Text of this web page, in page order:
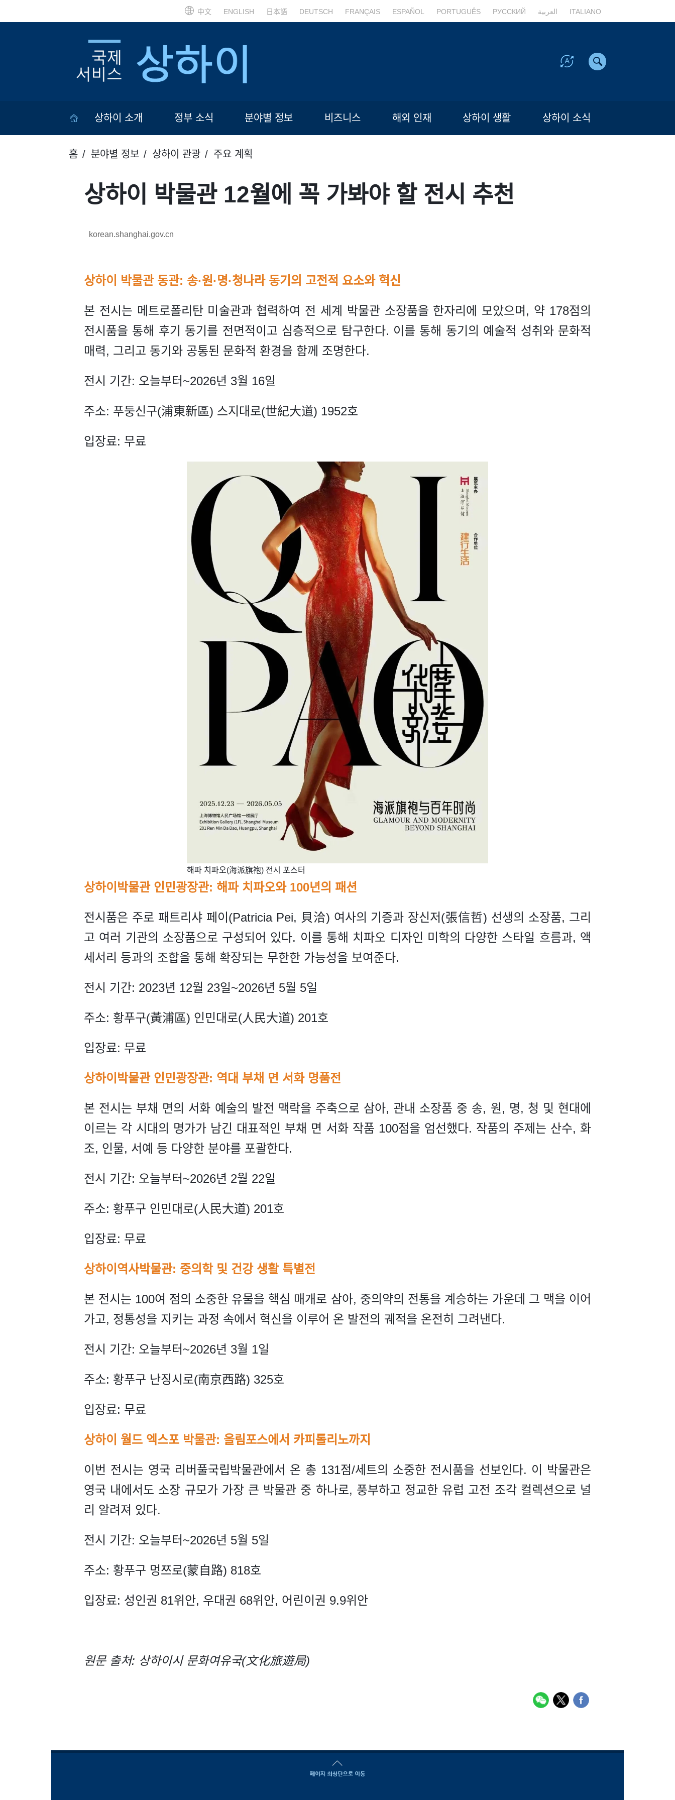
中文 ENGLISH 日本語 DEUTSCH FRANÇAIS ESPAÑOL PORTUGUÊS РУССКИЙ العربية ITALIANO
상하이 소개 정부 소식 분야별 정보 비즈니스 해외 인재 상하이 생활 상하이 소식
홈 분야별 정보 상하이 관광 주요 계획
상하이 박물관 12월에 꼭 가봐야 할 전시 추천
korean.shanghai.gov.cn
상하이 박물관 동관: 송·원·명·청나라 동기의 고전적 요소와 혁신
본 전시는 메트로폴리탄 미술관과 협력하여 전 세계 박물관 소장품을 한자리에 모았으며, 약 178점의
전시품을 통해 후기 동기를 전면적이고 심층적으로 탐구한다. 이를 통해 동기의 예술적 성취와 문화적
매력, 그리고 동기와 공통된 문화적 환경을 함께 조명한다.
전시 기간: 오늘부터~2026년 3월 16일
주소: 푸둥신구(浦東新區) 스지대로(世紀大道) 1952호
입장료: 무료
​해파 치파오(海派旗袍) 전시 포스터
상하이박물관 인민광장관: 해파 치파오와 100년의 패션
전시품은 주로 패트리샤 페이(Patricia Pei, 貝洽) 여사의 기증과 장신저(張信哲) 선생의 소장품, 그리
고 여러 기관의 소장품으로 구성되어 있다. 이를 통해 치파오 디자인 미학의 다양한 스타일 흐름과, 액
세서리 등과의 조합을 통해 확장되는 무한한 가능성을 보여준다.
전시 기간: 2023년 12월 23일~2026년 5월 5일
주소: 황푸구(黃浦區) 인민대로(人民大道) 201호
입장료: 무료
상하이박물관 인민광장관: 역대 부채 면 서화 명품전
본 전시는 부채 면의 서화 예술의 발전 맥락을 주축으로 삼아, 관내 소장품 중 송, 원, 명, 청 및 현대에
이르는 각 시대의 명가가 남긴 대표적인 부채 면 서화 작품 100점을 엄선했다. 작품의 주제는 산수, 화
조, 인물, 서예 등 다양한 분야를 포괄한다.
전시 기간: 오늘부터~2026년 2월 22일
주소: 황푸구 인민대로(人民大道) 201호
입장료: 무료
상하이역사박물관: 중의학 및 건강 생활 특별전
본 전시는 100여 점의 소중한 유물을 핵심 매개로 삼아, 중의약의 전통을 계승하는 가운데 그 맥을 이어
가고, 정통성을 지키는 과정 속에서 혁신을 이루어 온 발전의 궤적을 온전히 그려낸다.
전시 기간: 오늘부터~2026년 3월 1일
주소: 황푸구 난징시로(南京西路) 325호
입장료: 무료
상하이 월드 엑스포 박물관: 올림포스에서 카피톨리노까지
이번 전시는 영국 리버풀국립박물관에서 온 총 131점/세트의 소중한 전시품을 선보인다. 이 박물관은
영국 내에서도 소장 규모가 가장 큰 박물관 중 하나로, 풍부하고 정교한 유럽 고전 조각 컬렉션으로 널
리 알려져 있다.
전시 기간: 오늘부터~2026년 5월 5일
주소: 황푸구 멍쯔로(蒙自路) 818호
입장료: 성인권 81위안, 우대권 68위안, 어린이권 9.9위안
원문 출처: 상하이시 문화여유국(文化旅遊局)